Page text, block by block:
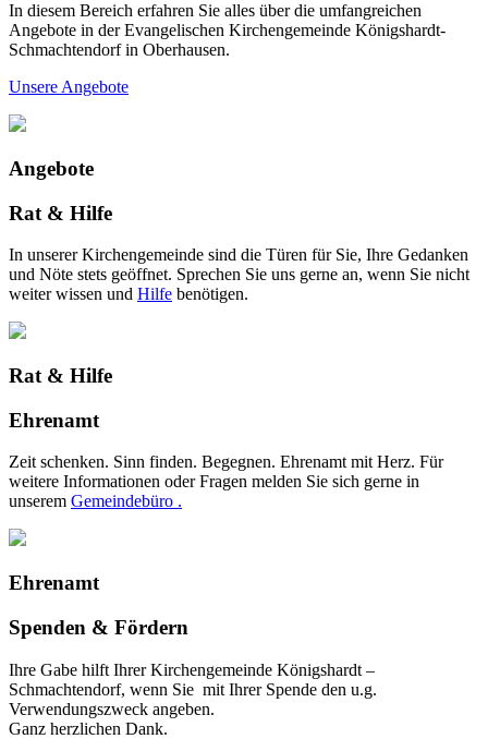
In diesem Bereich erfahren Sie alles über die umfangreichen
Angebote in der Evangelischen Kirchengemeinde Königshardt-
Schmachtendorf in Oberhausen.
Unsere Angebote
Angebote
Rat & Hilfe
In unserer Kirchengemeinde sind die Türen für Sie, Ihre Gedanken
und Nöte stets geöffnet. Sprechen Sie uns gerne an, wenn Sie nicht
weiter wissen und Hilfe benötigen.
Rat & Hilfe
Ehrenamt
Zeit schenken. Sinn finden. Begegnen. Ehrenamt mit Herz. Für
weitere Informationen oder Fragen melden Sie sich gerne in
unserem Gemeindebüro .
Ehrenamt
Spenden & Fördern
Ihre Gabe hilft Ihrer Kirchengemeinde Königshardt –
Schmachtendorf, wenn Sie mit Ihrer Spende den u.g.
Verwendungszweck angeben.
Ganz herzlichen Dank.